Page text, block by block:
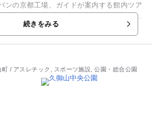
ンの京都工場。ガイドが案内する館内ツア
います。WEBにて事前予約が必要です。
続きをみる
/ アスレチック, スポーツ施設, 公園・総合公園